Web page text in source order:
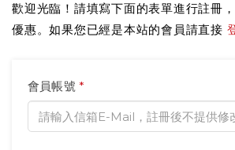
歡迎光臨！請填寫下面的表單進行註冊
優惠。如果您已經是本站的會員請直接
會員帳號 *